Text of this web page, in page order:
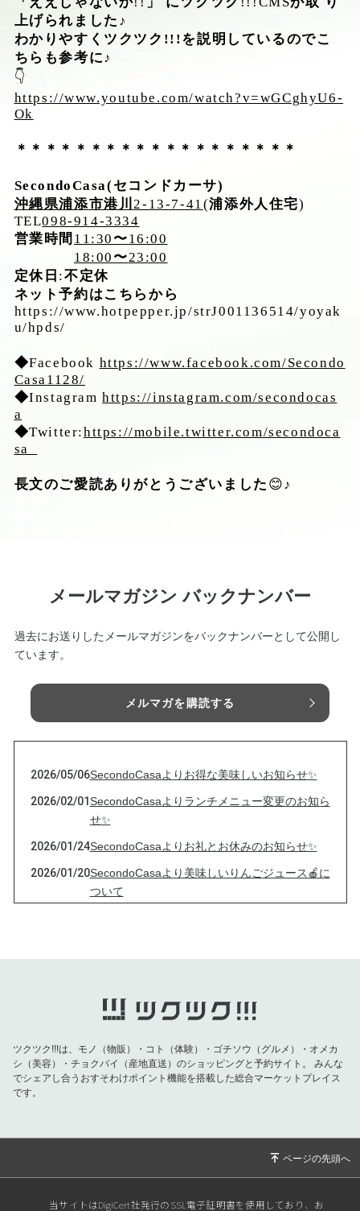
上げられました♪
わかりやすくツクツク!!!を説明しているのでこ
ちらも参考に♪
👇
https://www.youtube.com/watch?v=wGCghyU6-
Ok
＊＊＊＊＊＊＊＊＊＊＊＊＊＊＊＊＊＊＊
SecondoCasa(セコンドカーサ)
沖縄県浦添市港川2-13-7-41(浦添外人住宅)
TEL098-914-3334
営業時間 11:30 〜16:00
18:00 〜23:00
定休日 :不定休
ネット予約はこちらから
https://www.hotpepper.jp/strJ001136514/yoyak
u/hpds/
◆Facebook https://www.facebook.com/Secondo
Casa1128/
◆Instagramhttps://instagram.com/secondocas
a
◆Twitter:https://mobile.twitter.com/secondoca
sa_
長文のご愛読ありがとうございました 😊♪
メールマガジン バックナンバー
過去にお送りしたメールマガジンをバックナンバーとして公開し
ています。
メルマガを購読する
2026/05/06SecondoCasaよりお得な美味しいお知らせ✨
2026/02/01SecondoCasaよりランチメニュー変更のお知ら
せ✨
2026/01/24SecondoCasaよりお礼とお休みのお知らせ✨
2026/01/20SecondoCasaより美味しいりんごジュース🍎に
ついて
2025/11/30SecondoCasaより周年祭と定期便決済のお知ら
SecondoCasaよりオススメイベント✨
2025/10/29SecondoCasaよりお休みと周年祭について✨
2025/10/07
SecondoCasaより営業時間と定期便について
ツクツク!!!は、モノ（物販）・コト（体験）・ゴチソウ（グルメ）・オメカ
シ（美容）・チョクバイ（産地直送）のショッピングと予約サイト。
みんな
でシェアし合うおすそわけポイント機能を搭載した総合マーケットプレイス
です。
当サイトはDigiCert社発行のSSL電子証明書を使用しており、お